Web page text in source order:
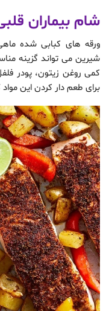
شام بیماران
ورقه های کبابی شده
شیرین می تواند گزینه
کمی روغن زیتون، پودر
برای طعم دار کردن این